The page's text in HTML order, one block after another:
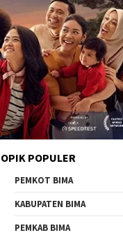
POPULER
PEMKOT BIMA
KABUPATEN BIMA
PEMKAB BIMA